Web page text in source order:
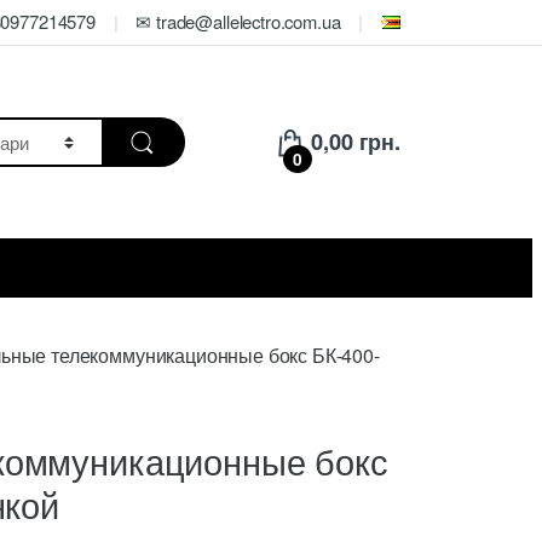
✉ trade@allelectro.com.ua
0
0,00 грн.
телекоммуникационные бокс БК-400-
бокс